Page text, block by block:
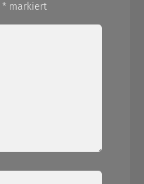
* markiert